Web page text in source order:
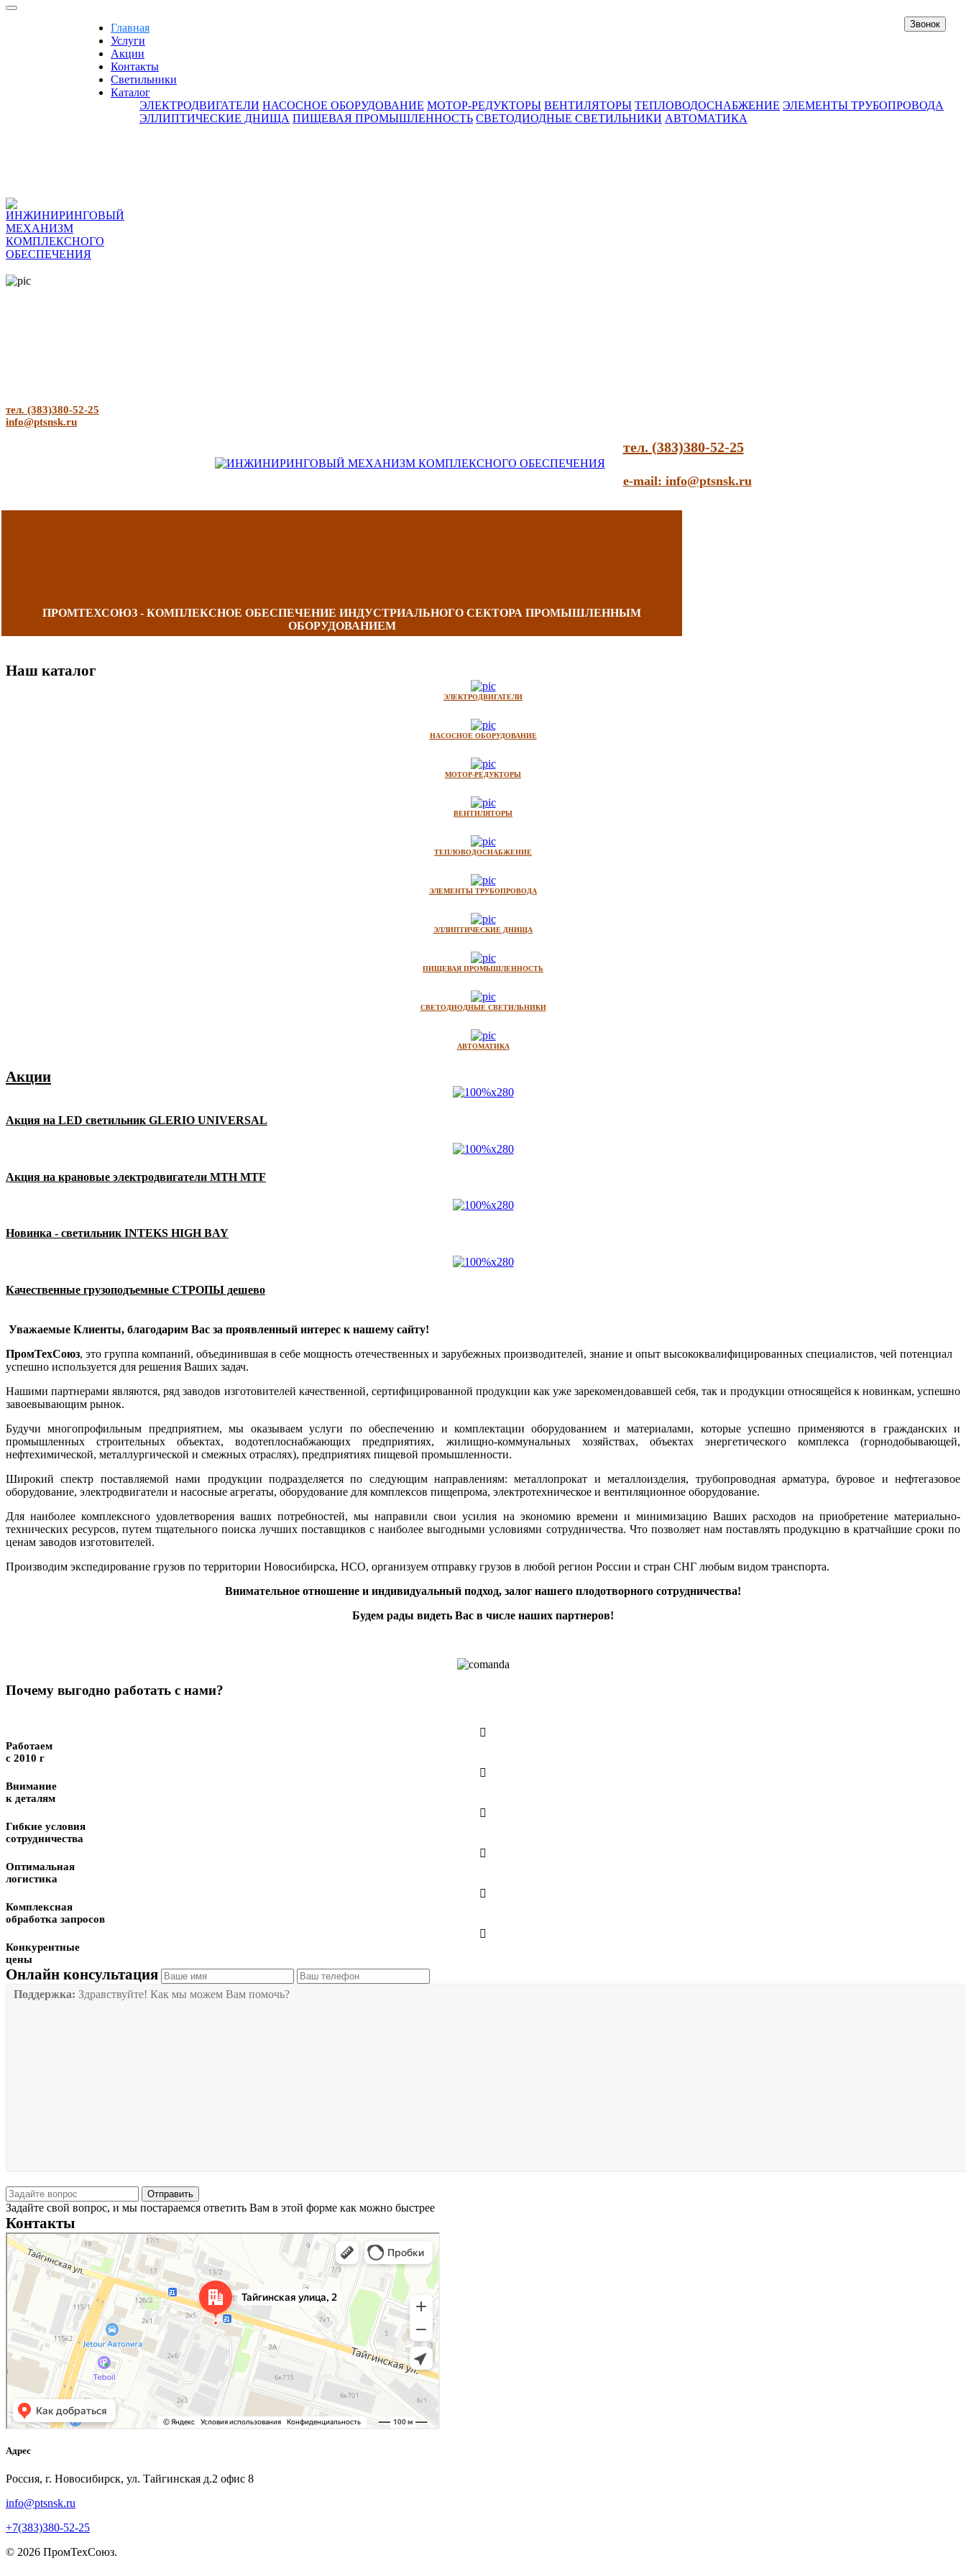
Главная
Услуги
Акции
Контакты
Светильники
Каталог
ЭЛЕКТРОДВИГАТЕЛИ НАСОСНОЕ ОБОРУДОВАНИЕ МОТОР-РЕДУКТОРЫ ВЕНТИЛЯТОРЫ ТЕПЛОВОДОСНАБЖЕНИЕ ЭЛЕМЕНТЫ ТРУБОПРОВОДА
ЭЛЛИПТИЧЕСКИЕ ДНИЩА ПИЩЕВАЯ ПРОМЫШЛЕННОСТЬ СВЕТОДИОДНЫЕ СВЕТИЛЬНИКИ АВТОМАТИКА
Звонок
тел. (383)380-52-25
info@ptsnsk.ru
тел. (383)380-52-25
e-mail: info@ptsnsk.ru
ПРОМТЕХСОЮЗ - КОМПЛЕКСНОЕ ОБЕСПЕЧЕНИЕ ИНДУСТРИАЛЬНОГО СЕКТОРА ПРОМЫШЛЕННЫМ
ОБОРУДОВАНИЕМ
Наш каталог
ЭЛЕКТРОДВИГАТЕЛИ
НАСОСНОЕ ОБОРУДОВАНИЕ
МОТОР-РЕДУКТОРЫ
ВЕНТИЛЯТОРЫ
ТЕПЛОВОДОСНАБЖЕНИЕ
ЭЛЕМЕНТЫ ТРУБОПРОВОДА
ЭЛЛИПТИЧЕСКИЕ ДНИЩА
ПИЩЕВАЯ ПРОМЫШЛЕННОСТЬ
СВЕТОДИОДНЫЕ СВЕТИЛЬНИКИ
АВТОМАТИКА
Акции
Акция на LED светильник GLERIO UNIVERSAL
Акция на крановые электродвигатели MTH MTF
Новинка - светильник INTEKS HIGH BAY
Качественные грузоподъемные СТРОПЫ дешево
Уважаемые Клиенты, благодарим Вас за проявленный интерес к нашему сайту!
ПромТехСоюз, это группа компаний, объединившая в себе мощность отечественных и зарубежных производителей, знание и опыт высококвалифицированных специалистов, чей потенциал
успешно используется для решения Ваших задач.
Нашими партнерами являются, ряд заводов изготовителей качественной, сертифицированной продукции как уже зарекомендовавшей себя, так и продукции относящейся к новинкам, успешно
завоевывающим рынок.
Будучи многопрофильным предприятием, мы оказываем услуги по обеспечению и комплектации оборудованием и материалами, которые успешно применяются в гражданских и
промышленных строительных объектах, водотеплоснабжающих предприятиях, жилищно-коммунальных хозяйствах, объектах энергетического комплекса (горнодобывающей,
нефтехимической, металлургической и смежных отраслях), предприятиях пищевой промышленности.
Широкий спектр поставляемой нами продукции подразделяется по следующим направлениям: металлопрокат и металлоизделия, трубопроводная арматура, буровое и нефтегазовое
оборудование, электродвигатели и насосные агрегаты, оборудование для комплексов пищепрома, электротехническое и вентиляционное оборудование.
Для наиболее комплексного удовлетворения ваших потребностей, мы направили свои усилия на экономию времени и минимизацию Ваших расходов на приобретение материально-
технических ресурсов, путем тщательного поиска лучших поставщиков с наиболее выгодными условиями сотрудничества. Что позволяет нам поставлять продукцию в кратчайшие сроки по
ценам заводов изготовителей.
Производим экспедирование грузов по территории Новосибирска, НСО, организуем отправку грузов в любой регион России и стран СНГ любым видом транспорта.
Внимательное отношение и индивидуальный подход, залог нашего плодотворного сотрудничества!
Будем рады видеть Вас в числе наших партнеров!
Почему выгодно работать с нами?

Работаем
с 2010 г

Внимание
к деталям

Гибкие условия
сотрудничества

Оптимальная
логистика

Комплексная
обработка запросов

Конкурентные
цены
Онлайн консультация
Поддержка: Здравствуйте! Как мы можем Вам помочь?
Задайте свой вопрос, и мы постараемся ответить Вам в этой форме как можно быстрее
Контакты
Новосибирск
Тайгинская улица, 2 на карте Новосибирска — Яндекс Карты
Адрес
Россия, г. Новосибирск, ул. Тайгинская д.2 офис 8
info@ptsnsk.ru
+7(383)380-52-25
© 2026 ПромТехСоюз.